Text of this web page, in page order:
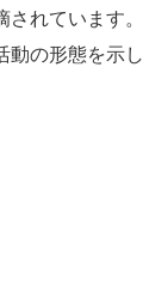
れています
の形態を示